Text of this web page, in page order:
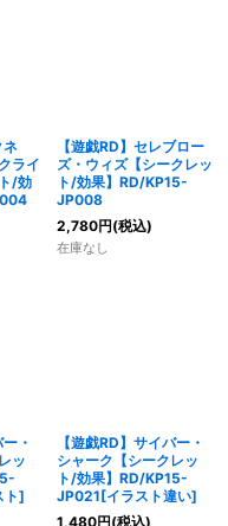
ネ
ライ
/効
【遊戯RD】セレブロー
ズ・ウィズ【シークレッ
ト/効果】RD/KP15-
JP008
2,780円(税込)
在庫なし
・
ッ
ト]
【遊戯RD】サイバー・
シャーク【シークレッ
ト/効果】RD/KP15-
JP021[イラスト違い]
1,480円(税込)